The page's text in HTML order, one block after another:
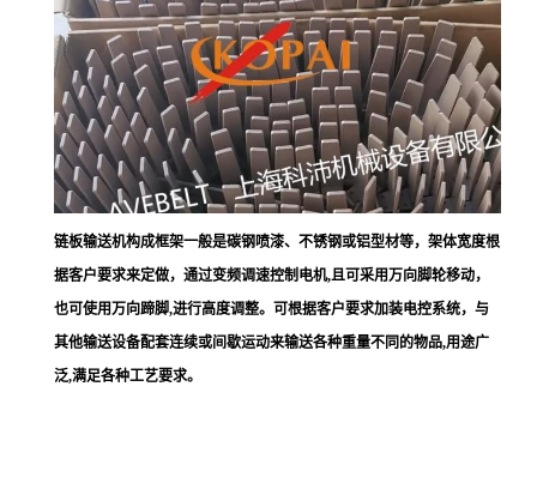
链板输送机构成框架一般是碳钢喷漆、不锈钢或铝型材等，架体宽度根
据客户要求来定做，通过变频调速控制电机,且可采用万向脚轮移动，
也可使用万向蹄脚,进行高度调整。可根据客户要求加装电控系统，与
其他输送设备配套连续或间歇运动来输送各种重量不同的物品,用途广
泛,满足各种工艺要求。